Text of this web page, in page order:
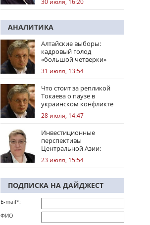
30 июля, 16:20
АНАЛИТИКА
Алтайские выборы:
кадровый голод
«большой четверки»
31 июля, 13:54
Что стоит за репликой
Токаева о паузе в
украинском конфликте
28 июля, 14:47
Инвестиционные
перспективы
Центральной Азии:
региональные тренды
23 июля, 15:54
ПОДПИСКА НА ДАЙДЖЕСТ
E-mail*:
ФИО